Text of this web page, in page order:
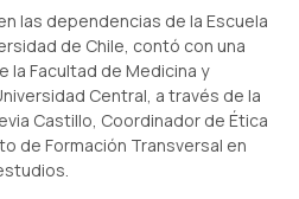
las dependencias de la Escuela
de Chile, contó con una
Facultad de Medicina y
Central, a través de la
Castillo, Coordinador de Ética
de Formación Transversal en